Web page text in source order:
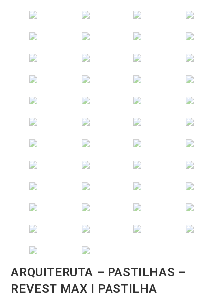
ARQUITERUTA – PASTILHAS –
REVEST MAX I PASTILHA